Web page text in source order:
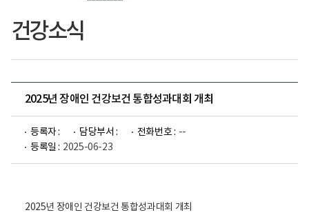
건강소식
2025년 장애인 건강보건 통합성과대회 개최
등록자 : 담당부서 : 전화번호 : --
등록일 : 2025-06-23
2025년 장애인 건강보건 통합성과대회 개최